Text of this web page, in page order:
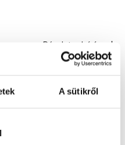
A sütikről
Részletes leírás